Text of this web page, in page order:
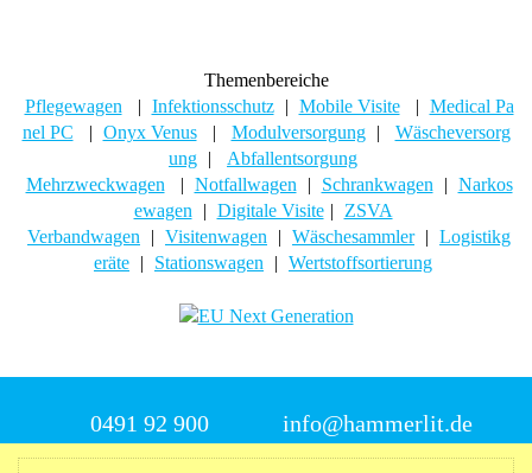
Themenbereiche
Pflegewagen
| Infektionsschutz | Mobile Visite | Medical Pa
nel PC
| Onyx Venus | Modulversorgung |
Wäscheversorg
ung |
Abfallentsorgung
Mehrzweckwagen
| Notfallwagen | Schrankwagen | Narkos
ewagen
| Digitale Visite |
ZSVA
Verbandwagen
| Visitenwagen | Wäschesammler | Logistikg
eräte | Stationswagen | Wertstoffsortierung
0491 92 900 info@hammerlit.de